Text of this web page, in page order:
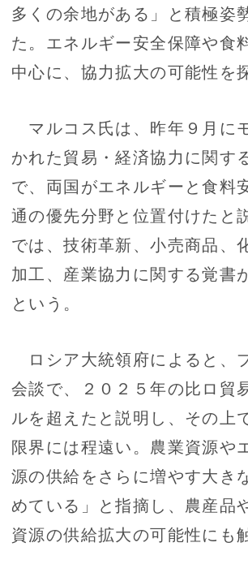
多くの余地がある」と積極姿
た。エネルギー安全保障や食
中心に、協力拡大の可能性を
マルコス氏は、昨年９月に
かれた貿易・経済協力に関す
で、両国がエネルギーと食料
通の優先分野と位置付けたと
では、技術革新、小売商品、
加工、産業協力に関する覚書
という。
ロシア大統領府によると、
会談で、２０２５年の比ロ貿
ルを超えたと説明し、その上
限界には程遠い。農業資源や
源の供給をさらに増やす大き
めている」と指摘し、農産品
資源の供給拡大の可能性にも